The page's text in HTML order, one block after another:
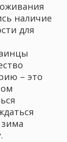
наличие
для
– это